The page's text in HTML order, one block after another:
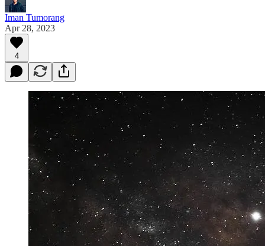
Iman Tumorang
Apr 28, 2023
4